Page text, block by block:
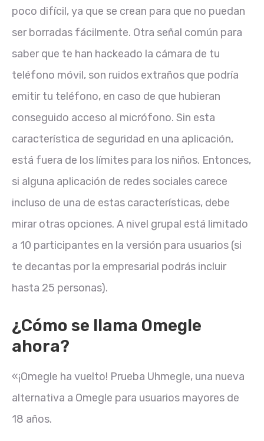
poco difícil, ya que se crean para que no puedan
ser borradas fácilmente. Otra señal común para
saber que te han hackeado la cámara de tu
teléfono móvil, son ruidos extraños que podría
emitir tu teléfono, en caso de que hubieran
conseguido acceso al micrófono. Sin esta
característica de seguridad en una aplicación,
está fuera de los límites para los niños. Entonces,
si alguna aplicación de redes sociales carece
incluso de una de estas características, debe
mirar otras opciones. A nivel grupal está limitado
a 10 participantes en la versión para usuarios (si
te decantas por la empresarial podrás incluir
hasta 25 personas).
¿Cómo se llama Omegle
ahora?
«¡Omegle ha vuelto! Prueba Uhmegle, una nueva
alternativa a Omegle para usuarios mayores de
18 años.